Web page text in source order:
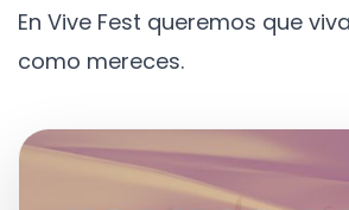
En Vive Fest queremos que
como mereces.